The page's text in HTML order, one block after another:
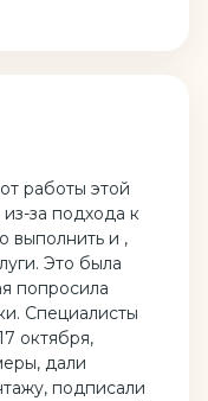
работы этой
за подхода к
выполнить и ,
Это была
попросила
Специалисты
октября,
дали
подписали